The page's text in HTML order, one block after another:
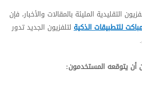
التقليدية المليئة بالمقالات والأخبار، فإن
للتطبيقات الذكية لتلفزيون الجديد تدور
أن يتوقعه المستخدمون: